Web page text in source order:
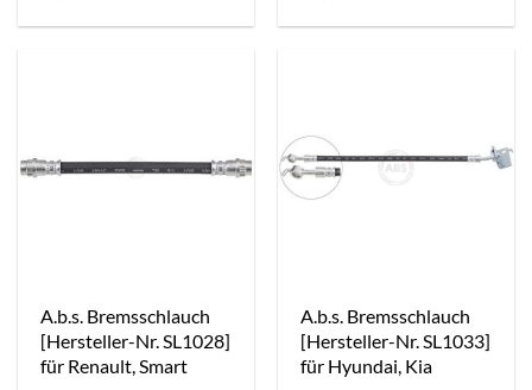
A.b.s. Bremsschlauch
[Hersteller-Nr. SL1028]
für Renault, Smart
A.b.s. Bremsschlauch
[Hersteller-Nr. SL1033]
für Hyundai, Kia